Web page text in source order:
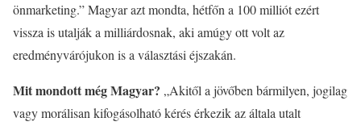
önmarketing.” Magyar azt mondta, hétfőn a 100 milliót ezért
vissza is utalják a milliárdosnak, aki amúgy ott volt az
eredményvárójukon is a választási éjszakán.
Mit mondott még Magyar? „Akitől a jövőben bármilyen, jogilag
vagy morálisan kifogásolható kérés érkezik az általa utalt